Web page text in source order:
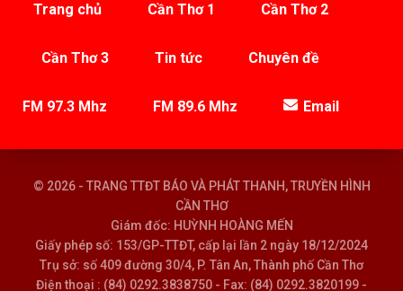
Trang chủ Cần Thơ 1 Cần Thơ 2
Cần Thơ 3 Tin tức Chuyên đề
FM 97.3 Mhz FM 89.6 Mhz Email
© 2026 - TRANG TTĐT BÁO VÀ PHÁT THANH, TRUYỀN HÌNH
CẦN THƠ
Giám đốc: HUỲNH HOÀNG MẾN
Giấy phép số: 153/GP-TTĐT, cấp lại lần 2 ngày 18/12/2024
Trụ sở: số 409 đường 30/4, P. Tân An, Thành phố Cần Thơ
Điện thoại : (84) 0292.3838750 - Fax: (84) 0292.3820199 -